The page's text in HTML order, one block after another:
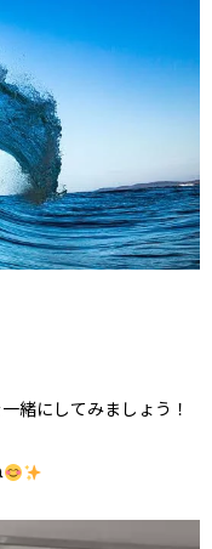
緒にしてみましょう！